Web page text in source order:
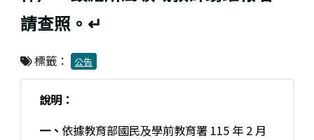
請查照。↵
標籤： 公告
說明：
一、 依據教育部國民及學前教育署 115 年 2 月